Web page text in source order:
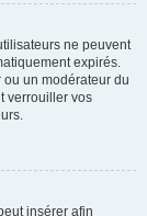
ne peuvent
expirés.
un modérateur du
verrouiller vos
insérer afin